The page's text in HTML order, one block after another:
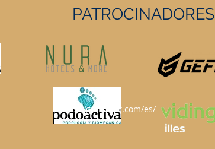
PATROCINADORES
https://geffsport.com/es/